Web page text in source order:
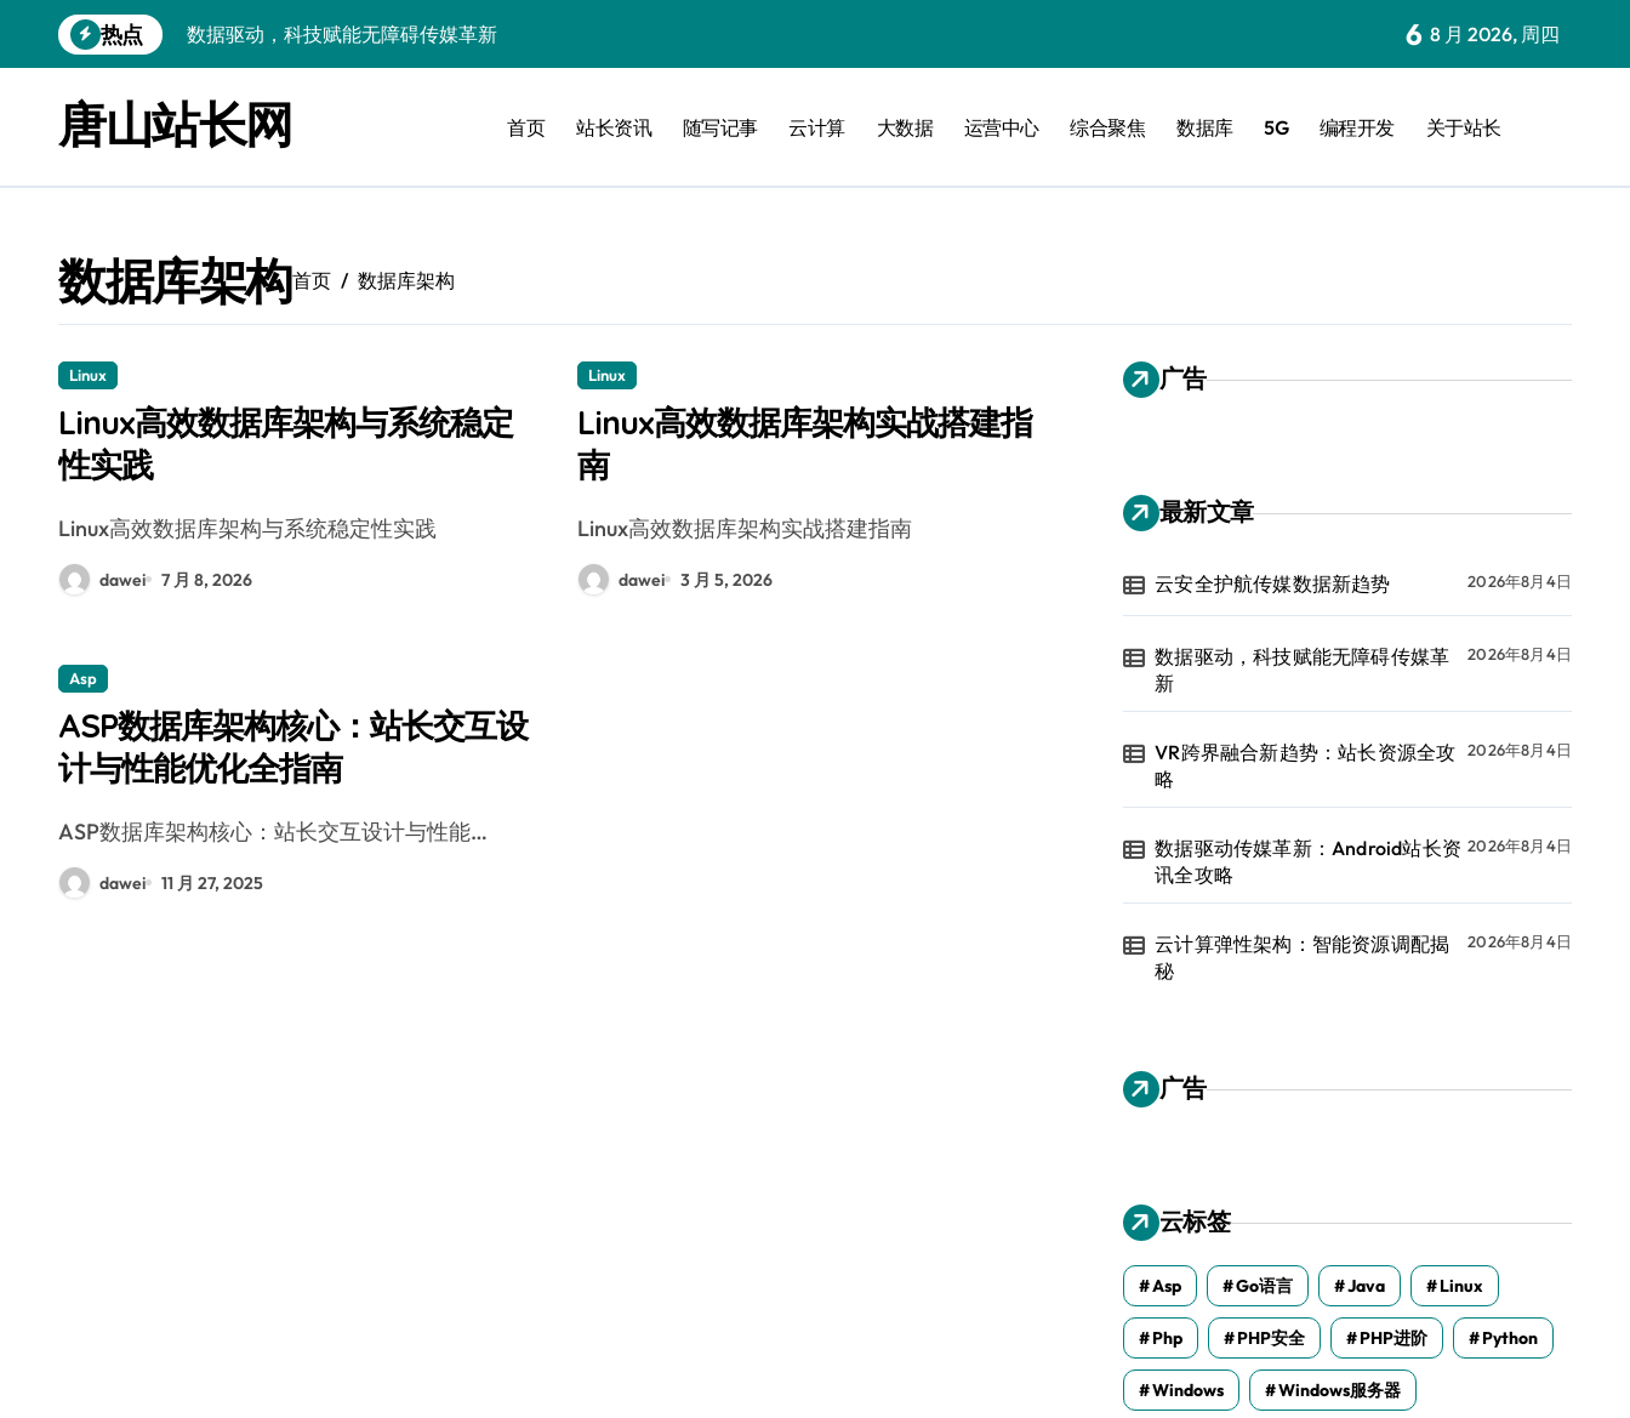
到
热点
数据驱动，科技赋能无障碍传媒革新
数据驱动传媒革新：Android站长资讯全攻略
云计算弹性架构：智能资源调配揭秘
弹性计算架构下云客户端优化实践
数据驱动下的传媒生态量子跃迁
数据驱动创新：科技赋能传媒增长
6 8 月 2026, 周四
唐山站长网 首页 站长资讯 随写记事 云计算 大数据 运营中心 综合聚焦 数据库 5G 编程开发 关于站长
数据库架构首页 数据库架构
Linux
Linux高效数据库架构与系统稳定
性实践
Linux高效数据库架构与系统稳定性实践
dawei 7 月 8, 2026
Linux
Linux高效数据库架构实战搭建指
南
Linux高效数据库架构实战搭建指南
dawei 3 月 5, 2026
Asp
ASP数据库架构核心：站长交互设
计与性能优化全指南
ASP数据库架构核心：站长交互设计与性能…
dawei 11 月 27, 2025
广告
最新文章
云安全护航传媒数据新趋势 2026年8月4日
数据驱动，科技赋能无障碍传媒革
新
2026年8月4日
VR跨界融合新趋势：站长资源全攻
略
2026年8月4日
数据驱动传媒革新：Android站长资
讯全攻略
2026年8月4日
云计算弹性架构：智能资源调配揭
秘
2026年8月4日
广告
云标签
Asp Go语言 Java Linux
Php PHP安全 PHP进阶 Python
Windows Windows服务器